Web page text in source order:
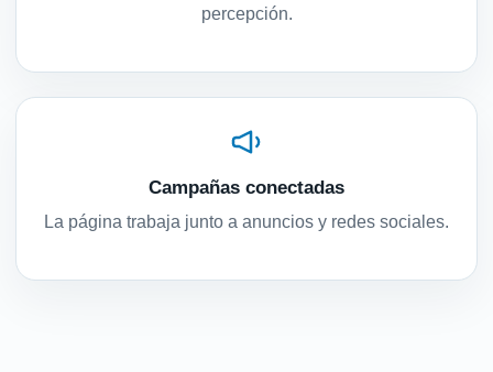
percepción.
Campañas conectadas
La página trabaja junto a anuncios y redes sociales.